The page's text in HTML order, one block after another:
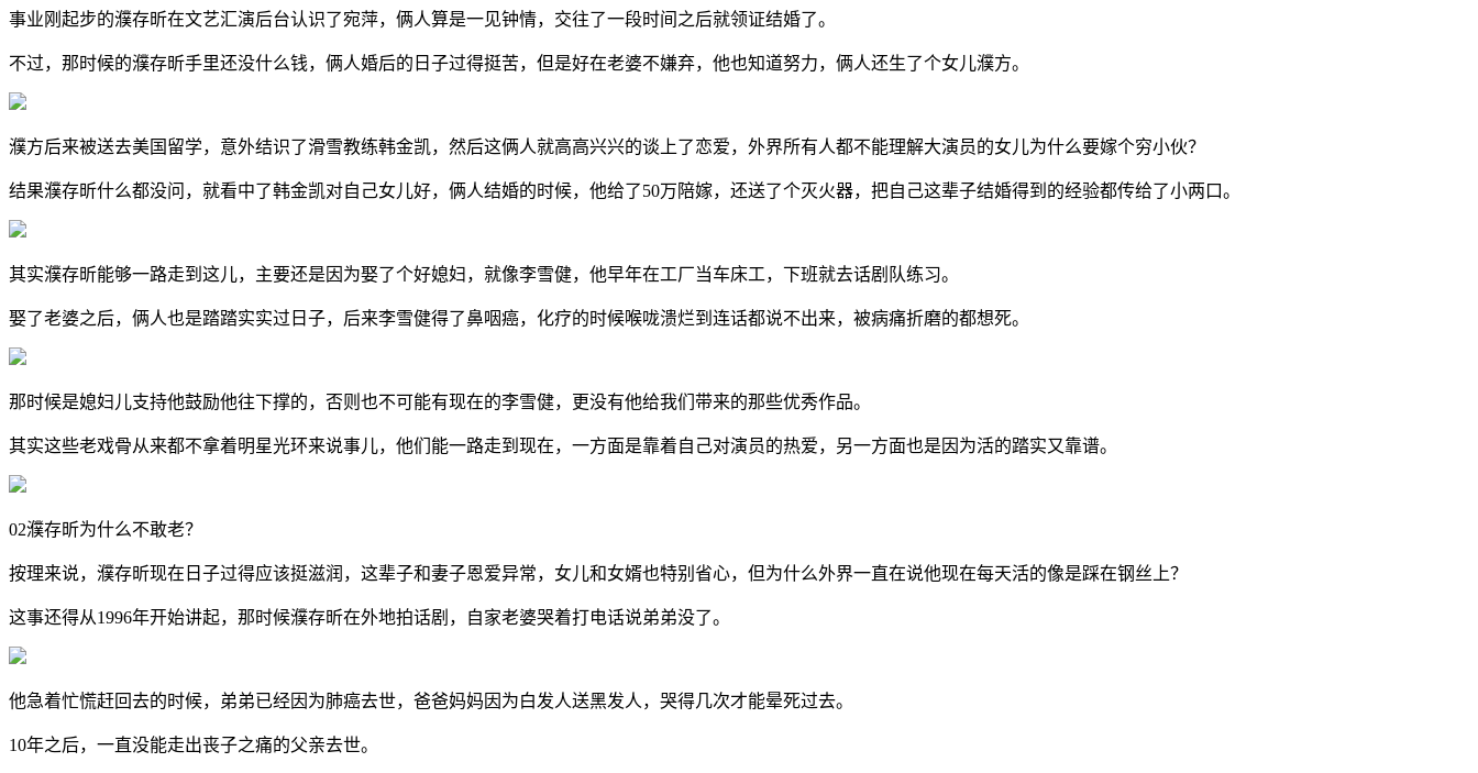
事业刚起步的濮存昕在文艺汇演后台认识了宛萍，俩人算是一见钟情，交往了一段时间之后就领证结婚了。
不过，那时候的濮存昕手里还没什么钱，俩人婚后的日子过得挺苦，但是好在老婆不嫌弃，他也知道努力，俩人还生了个女儿濮方。
濮方后来被送去美国留学，意外结识了滑雪教练韩金凯，然后这俩人就高高兴兴的谈上了恋爱，外界所有人都不能理解大演员的女儿为什么要嫁个穷小伙？
结果濮存昕什么都没问，就看中了韩金凯对自己女儿好，俩人结婚的时候，他给了50万陪嫁，还送了个灭火器，把自己这辈子结婚得到的经验都传给了小两口。
其实濮存昕能够一路走到这儿，主要还是因为娶了个好媳妇，就像李雪健，他早年在工厂当车床工，下班就去话剧队练习。
娶了老婆之后，俩人也是踏踏实实过日子，后来李雪健得了鼻咽癌，化疗的时候喉咙溃烂到连话都说不出来，被病痛折磨的都想死。
那时候是媳妇儿支持他鼓励他往下撑的，否则也不可能有现在的李雪健，更没有他给我们带来的那些优秀作品。
其实这些老戏骨从来都不拿着明星光环来说事儿，他们能一路走到现在，一方面是靠着自己对演员的热爱，另一方面也是因为活的踏实又靠谱。
02濮存昕为什么不敢老？
按理来说，濮存昕现在日子过得应该挺滋润，这辈子和妻子恩爱异常，女儿和女婿也特别省心，但为什么外界一直在说他现在每天活的像是踩在钢丝上？
这事还得从1996年开始讲起，那时候濮存昕在外地拍话剧，自家老婆哭着打电话说弟弟没了。
他急着忙慌赶回去的时候，弟弟已经因为肺癌去世，爸爸妈妈因为白发人送黑发人，哭得几次才能晕死过去。
10年之后，一直没能走出丧子之痛的父亲去世。